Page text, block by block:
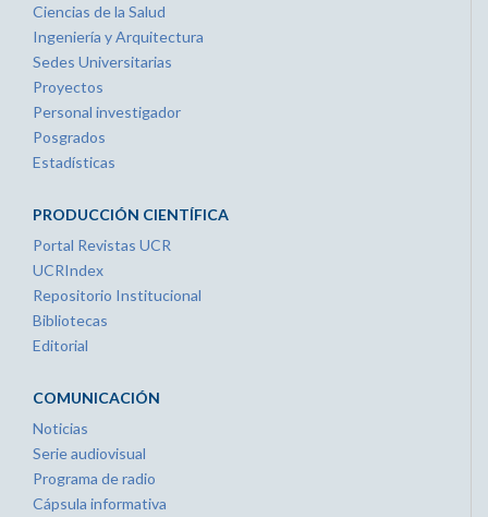
Ciencias de la Salud
Ingeniería y Arquitectura
Sedes Universitarias
Proyectos
Personal investigador
Posgrados
Estadísticas
PRODUCCIÓN CIENTÍFICA
Portal Revistas UCR
UCRIndex
Repositorio Institucional
Bibliotecas
Editorial
COMUNICACIÓN
Noticias
Serie audiovisual
Programa de radio
Cápsula informativa